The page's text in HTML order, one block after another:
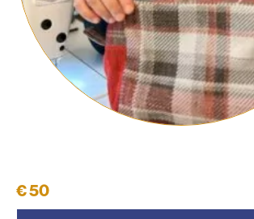
€50